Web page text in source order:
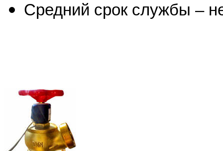
Средний срок службы –